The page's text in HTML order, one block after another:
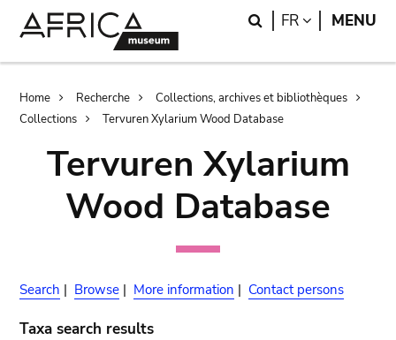
Search
FR LANGUAGE
MENU
Breadcrumb
Home Recherche
Collections, archives et bibliothèques
Collections
Tervuren Xylarium Wood Database
Tervuren Xylarium
Wood Database
Search | Browse | More information | Contact persons
Taxa search results